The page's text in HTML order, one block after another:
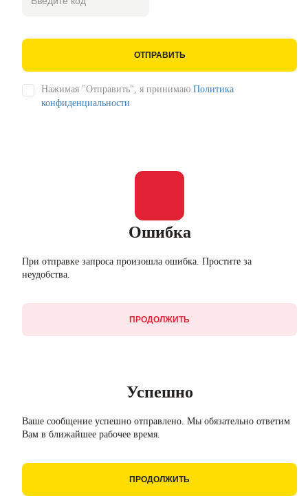
ОТПРАВИТЬ
Нажимая "Отправить", я принимаю Политика
конфиденциальности
Ошибка
При отправке запроса произошла ошибка. Простите за
неудобства.
ПРОДОЛЖИТЬ
Успешно
Ваше сообщение успешно отправлено. Мы обязательно ответим
Вам в ближайшее рабочее время.
ПРОДОЛЖИТЬ